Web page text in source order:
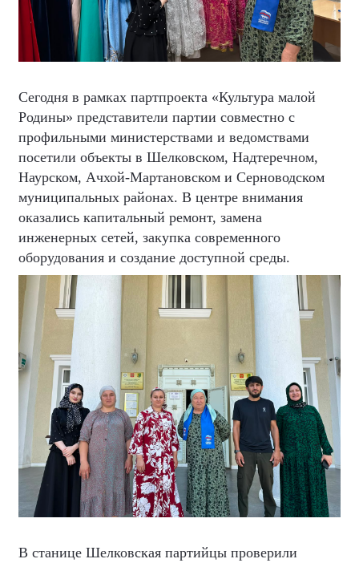
Сегодня в рамках партпроекта «Культура малой
Родины» представители партии совместно с
профильными министерствами и ведомствами
посетили объекты в Шелковском, Надтеречном,
Наурском, Ачхой-Мартановском и Серноводском
муниципальных районах. В центре внимания
оказались капитальный ремонт, замена
инженерных сетей, закупка современного
оборудования и создание доступной среды.
В станице Шелковская партийцы проверили